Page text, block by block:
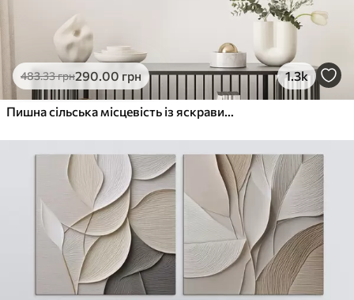
483.33грн290.00 грн 1.3k
Пишна сільська місцевість із яскравим лугом диких квітів, наповненим різнокольоровими квітами під хмарним небом